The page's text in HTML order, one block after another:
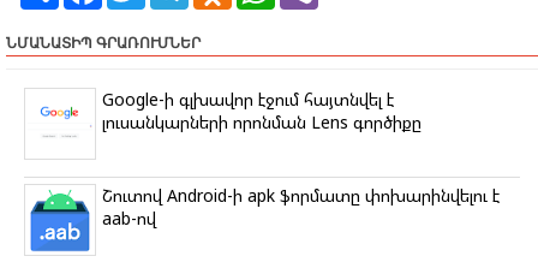
r
e
e
b
o
k
t
t
r
e
g
a
m
k
a
s
s
i
k
i
s
p
p
r
ՆՄԱՆԱՏԻՊ ԳՐԱՌՈՒՄՆԵՐ
Google-ի գլխավոր էջում հայտնվել է
լուսանկարների որոնման Lens գործիքը
Շուտով Android-ի apk ֆորմատը փոխարինվելու է
aab-ով